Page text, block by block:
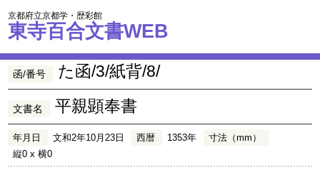
京都府立京都学・歴彩館
東寺百合文書WEB
函/番号 た函/3/紙背/8/
文書名 平親顕奉書
年月日 文和2年10月23日 西暦 1353年
寸法（mm）
縦0 x 横0